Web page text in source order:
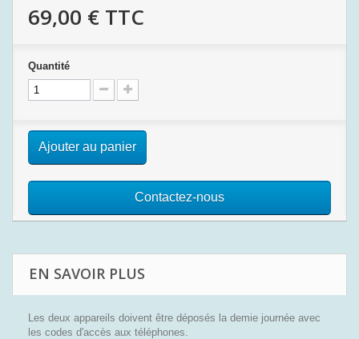
69,00 € TTC
Quantité
Ajouter au panier
Contactez-nous
EN SAVOIR PLUS
Les deux appareils doivent être déposés la demie journée avec
les codes d'accès aux téléphones.